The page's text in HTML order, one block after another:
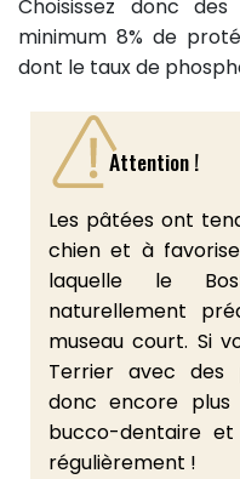
Choisissez donc
minimum 8% de
dont le taux de
Attention !
Les pâtées ont
chien et à
laquelle le
naturellement
museau court. Si
Terrier avec des
donc encore
bucco-dentaire
régulièrement !